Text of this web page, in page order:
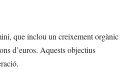
que inclou un creixement orgànic
d’euros. Aquests objectius